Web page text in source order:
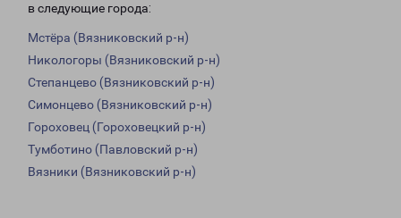
в следующие города:
Мстёра (Вязниковский р-н)
Никологоры (Вязниковский р-н)
Степанцево (Вязниковский р-н)
Симонцево (Вязниковский р-н)
Гороховец (Гороховецкий р-н)
Тумботино (Павловский р-н)
Вязники (Вязниковский р-н)